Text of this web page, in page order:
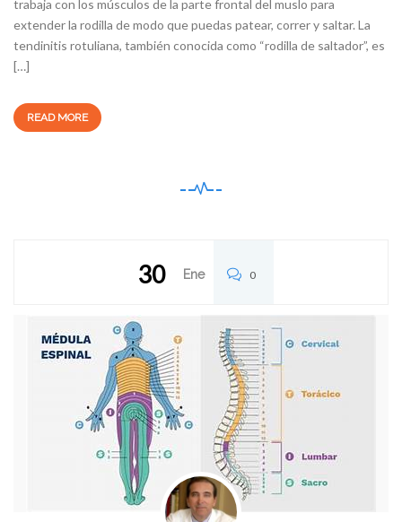
trabaja con los músculos de la parte frontal del muslo para
extender la rodilla de modo que puedas patear, correr y saltar. La
tendinitis rotuliana, también conocida como “rodilla de saltador”, es
[…]
READ MORE
30 Ene 0